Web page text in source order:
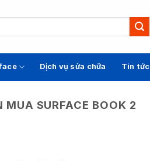
Dịch vụ sửa chữa Tin tức
MUA SURFACE BOOK 2